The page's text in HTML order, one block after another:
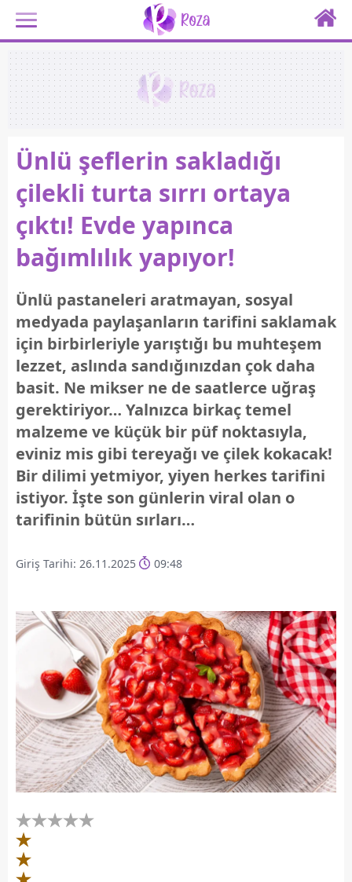
Ünlü şeflerin sakladığı
çilekli turta sırrı ortaya
çıktı! Evde yapınca
bağımlılık yapıyor!
Ünlü pastaneleri aratmayan, sosyal
medyada paylaşanların tarifini saklamak
için birbirleriyle yarıştığı bu muhteşem
lezzet, aslında sandığınızdan çok daha
basit. Ne mikser ne de saatlerce uğraş
gerektiriyor… Yalnızca birkaç temel
malzeme ve küçük bir püf noktasıyla,
eviniz mis gibi tereyağı ve çilek kokacak!
Bir dilimi yetmiyor, yiyen herkes tarifini
istiyor. İşte son günlerin viral olan o
tarifinin bütün sırları…
Giriş Tarihi: 26.11.2025 09:48